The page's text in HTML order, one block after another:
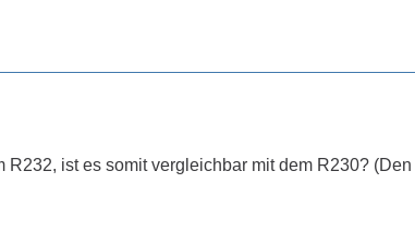
ist es somit vergleichbar mit dem R230?